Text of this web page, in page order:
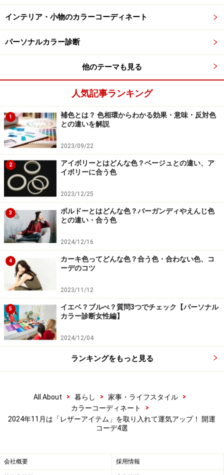
この写真は、先ほどと同じジャケットのブラウンを使っ
たコーディネート。着用する人の身長によって、ボリュ
ーム感や丈感が違って見えますね。
ユニクロのアメリカンスリーブブラタンクトップとキャ
マートかつカジュアルに。スニーカーは白・黒・ダーク
ディネートのワンポイントになっています。
カーヴィーシルエットの黒いレザーパンツ
出典：WEAR
フェイクレザーの柔らかさを生かし、デザイン性に富ん
だレザーパンツが増えています。
ーシルエット。つるっとしたレザーに、ふわふわのモヘ
ア（アンゴラヤギの毛で作られた繊維）のカーディガン
を合わせています。パンツもカーディガンもゆったりと
す。
インテリア・小物のカラーコーディネート
パーソナルカラー診断
他のテーマも見る
人気記事ランキング
1
補色とは？ 色相環からわかる効果・意味・反対色
との違いを解説
2023/09/22
2
アイボリーとはどんな色？ベージュとの違い、ア
イボリーに合う色
2023/12/25
3
ボルドーとはどんな色？バーガンディやえんじ色
との違い・合う色
2024/12/16
4
カーキ色ってどんな色？合う色・合わない色、コ
ーデのコツ
2023/11/12
5
イエベ？ブルべ？質問3つでチェック【パーソナル
カラー診断女性編】
2024/12/04
ランキングをもっと見る
All About > 暮らし > 家事・ライフスタイル
>
カラーコーディネート
>
2024年11月は「レザーアイテム」を取り入れて運気アップ！ 開運
コーデ4選
会社概要 採用情報